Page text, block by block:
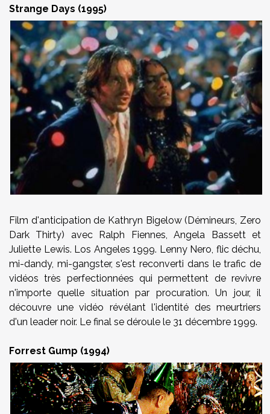
Strange Days (1995)
Film d'anticipation de Kathryn Bigelow (Démineurs, Zero
Dark Thirty) avec Ralph Fiennes, Angela Bassett et
Juliette Lewis. Los Angeles 1999. Lenny Nero, flic déchu,
mi-dandy, mi-gangster, s'est reconverti dans le trafic de
vidéos très perfectionnées qui permettent de revivre
n'importe quelle situation par procuration. Un jour, il
découvre une vidéo révélant l'identité des meurtriers
d'un leader noir. Le final se déroule le 31 décembre 1999.
Forrest Gump (1994)